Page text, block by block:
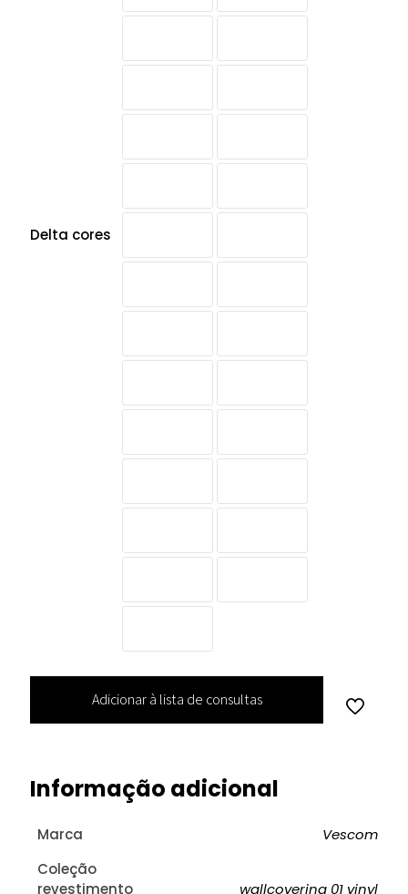
Delta cores
Adicionar à lista de consultas
Informação adicional
Marca
Vescom
Coleção
revestimento
wallcovering 01 vinyl